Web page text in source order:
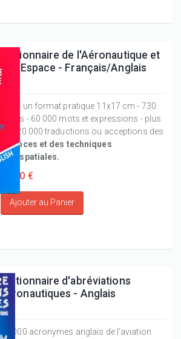
Dictionnaire de l'Aéronautique et
de l'Espace - Français/Anglais
Dans un format pratique 11x17 cm - 730
pages - 60 000 mots et expressions - plus
de 120 000 traductions ou acceptions des
sciences et des techniques
aérospatiales.
50,00 €
Dictionnaire d'abréviations
aéronautiques - Anglais
20 000 acronymes anglais de l'aviation